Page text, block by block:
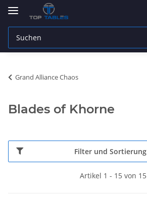
Grand Alliance Chaos
Blades of Khorne
Filter und Sortierung
Artikel 1 - 15 von 15